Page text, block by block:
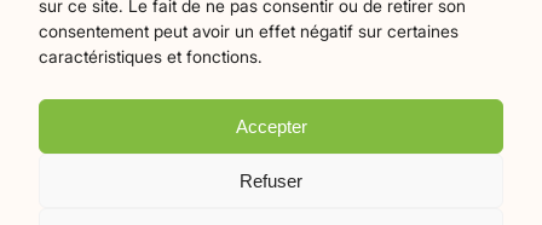
sur ce site. Le fait de ne pas consentir ou de retirer son
consentement peut avoir un effet négatif sur certaines
caractéristiques et fonctions.
Accepter
Refuser
La parole à nos lecteurs1 Nature et écologie75 Santé
sport27 Tourisme 19
Mentions légales